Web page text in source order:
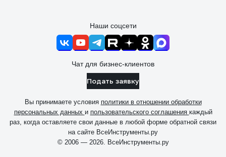
Наши соцсети
Чат для бизнес-клиентов
Подать заявку
Вы принимаете условия политики в отношении обработки
персональных данных и пользовательского соглашения каждый
раз, когда оставляете свои данные в любой форме обратной связи
на сайте ВсеИнструменты.ру
© 2006 — 2026. ВсеИнструменты.ру